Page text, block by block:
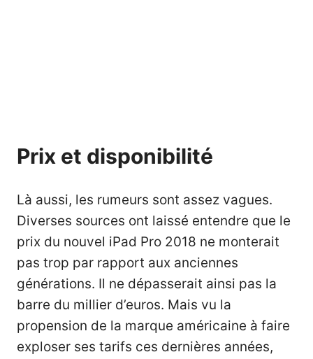
Prix et disponibilité
Là aussi, les rumeurs sont assez vagues.
Diverses sources ont laissé entendre que le
prix du nouvel iPad Pro 2018 ne monterait
pas trop par rapport aux anciennes
générations. Il ne dépasserait ainsi pas la
barre du millier d’euros. Mais vu la
propension de la marque américaine à faire
exploser ses tarifs ces dernières années,